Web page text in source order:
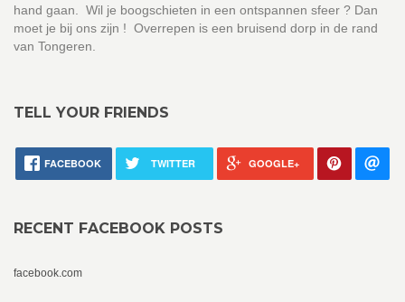
hand gaan. Wil je boogschieten in een ontspannen sfeer ? Dan
moet je bij ons zijn ! Overrepen is een bruisend dorp in de rand
van Tongeren.
TELL YOUR FRIENDS
FACEBOOK TWITTER GOOGLE+
RECENT FACEBOOK POSTS
facebook.com